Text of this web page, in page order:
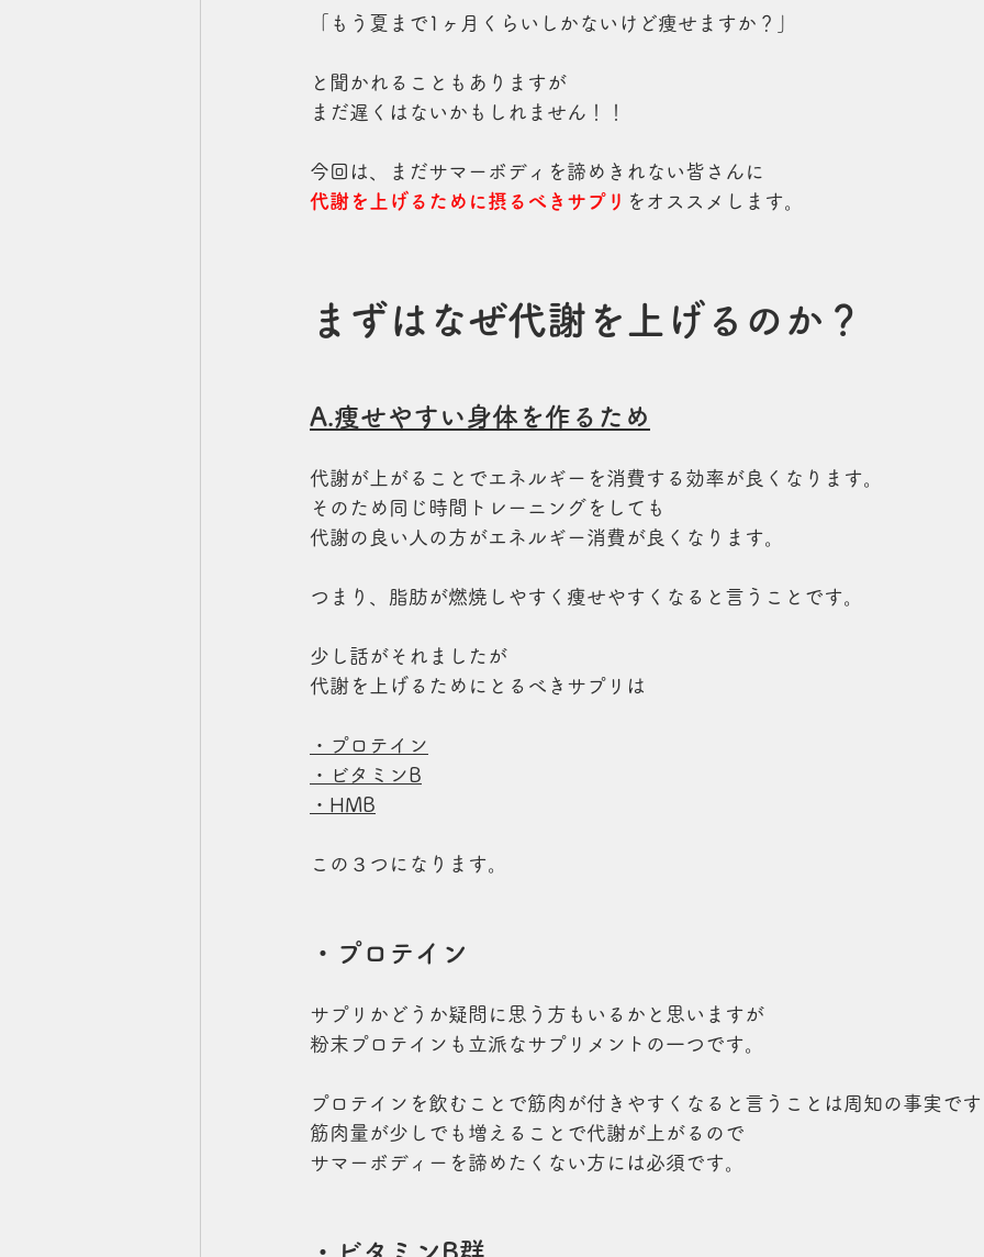
「もう夏まで1ヶ月くらいしかないけど痩せますか？」
と聞かれることもありますが
まだ遅くはないかもしれません！！
今回は、まだサマーボディを諦めきれない皆さんに
代謝を上げるために摂るべきサプリ をオススメします。
まずはなぜ代謝を上げるのか？
A.痩せやすい身体を作るため
代謝が上がることでエネルギーを消費する効率が良くなります。
そのため同じ時間トレーニングをしても
代謝の良い人の方がエネルギー消費が良くなります。
つまり、脂肪が燃焼しやすく痩せやすくなると言うことです。
少し話がそれましたが
代謝を上げるためにとるべきサプリは
・プロテイン
・ビタミンB
・HMB
この３つになります。
・プロテイン
サプリかどうか疑問に思う方もいるかと思いますが
粉末プロテインも立派なサプリメントの一つです。
プロテインを飲むことで筋肉が付きやすくなると言うことは周知の事実で
筋肉量が少しでも増えることで代謝が上がるので
サマーボディーを諦めたくない方には必須です。